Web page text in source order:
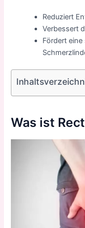
Reduziert
Verbessert
Fördert
Was ist